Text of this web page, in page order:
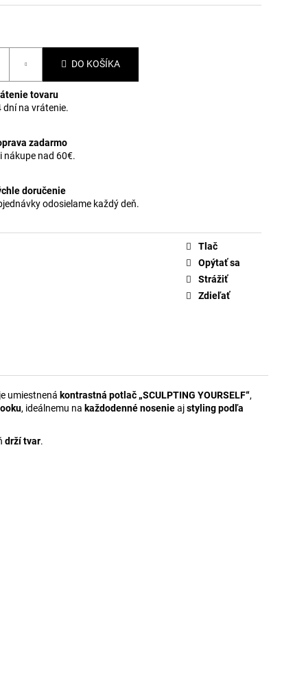
DO KOŠÍKA
tovaru
dní na vrátenie.
zadarmo
nákupe nad 60€.
doručenie
odosielame každý deň.
Tlač
Opýtať sa
Strážiť
Zdieľať
umiestnená kontrastná potlač „SCULPTING YOURSELF“,
, ideálnemu na každodenné nosenieajstyling podľa
drží tvar.